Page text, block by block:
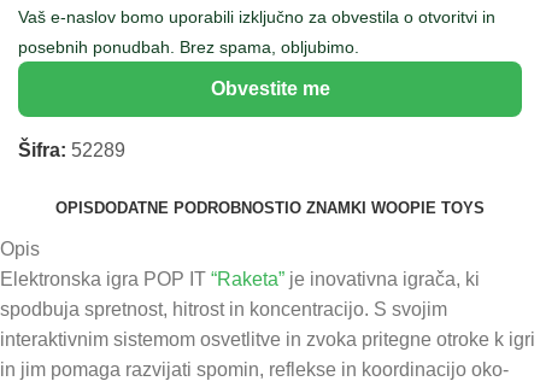
Vaš e-naslov bomo uporabili izključno za obvestila o otvoritvi in
posebnih ponudbah. Brez spama, obljubimo.
Obvestite me
Šifra: 52289
OPIS DODATNE PODROBNOSTI O ZNAMKI WOOPIE TOYS
Opis
Elektronska igra POP IT “Raketa” je inovativna igrača, ki
spodbuja spretnost, hitrost in koncentracijo. S svojim
interaktivnim sistemom osvetlitve in zvoka pritegne otroke k igri
in jim pomaga razvijati spomin, reflekse in koordinacijo oko-